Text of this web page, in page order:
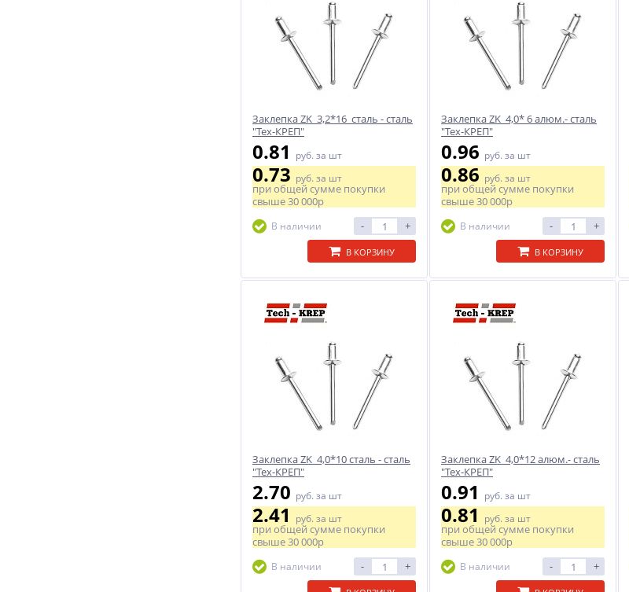
Заклепка ZK 3,2*16 сталь - сталь
"Тех-КРЕП"
0.81 руб. за шт
0.73руб. за шт
при общей сумме покупки
свыше30 000р
В наличии - +
В КОРЗИНУ
Заклепка ZK 4,0* 6 алюм.- сталь
"Тех-КРЕП"
0.96 руб. за шт
0.86руб. за шт
при общей сумме покупки
свыше30 000р
В наличии - +
В КОРЗИНУ
Заклепка ZK 4,0*10 сталь - сталь
"Тех-КРЕП"
2.70 руб. за шт
2.41руб. за шт
при общей сумме покупки
свыше30 000р
В наличии - +
Заклепка ZK 4,0*12 алюм.- сталь
"Тех-КРЕП"
0.91 руб. за шт
0.81руб. за шт
при общей сумме покупки
свыше30 000р
В наличии - +